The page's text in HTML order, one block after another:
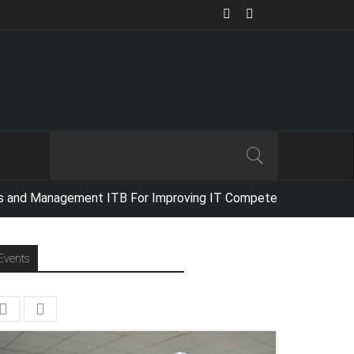
ITB For Improving IT Competencies,Netika Indonesia